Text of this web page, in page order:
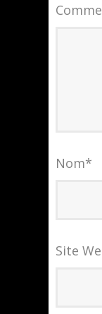
Nom*
Site